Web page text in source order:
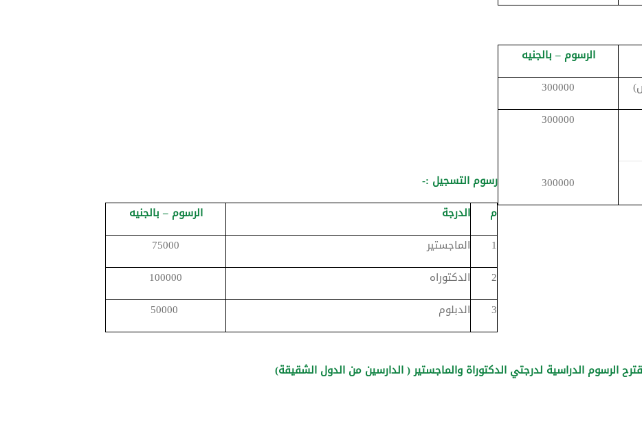
الرسوم – بالجنيه
300000
300000
300000
رسوم التسجيل :-
م
الدرجة
الرسوم – بالجنيه
1
الماجستير
75000
2
الدكتوراه
100000
3
الدبلوم
الرسوم الدراسية لدرجتي الدكتوراة والماجستير ( الدارسين من الدول الشقيقة)